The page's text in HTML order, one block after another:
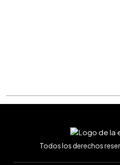
Todos los derechos